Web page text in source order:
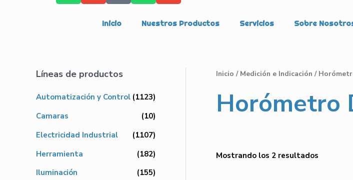
Inicio Nuestros Productos Servicios Sobre
Líneas de productos
Automatización y Control (1123)
Camaras
(10)
Electricidad Industrial
(1107)
Herramienta
(182)
Iluminación
(155)
Inicio / Medición e Indicación /
Horómetro
Mostrando los 2 resultados